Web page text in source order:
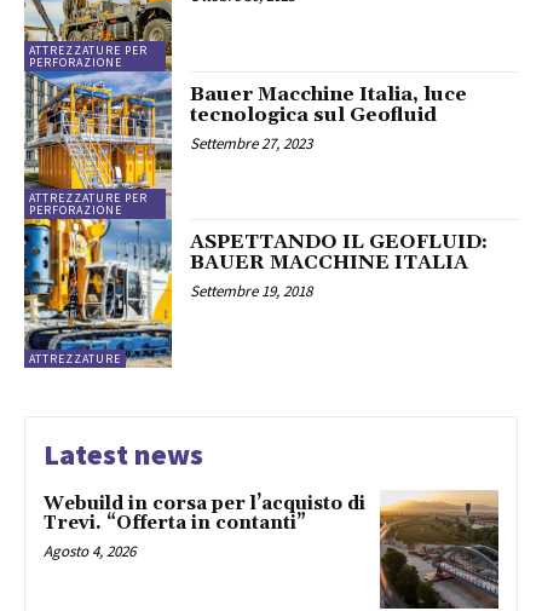
ATTREZZATURE PER
PERFORAZIONE
ATTREZZATURE PER
PERFORAZIONE
Bauer Macchine Italia, luce
tecnologica sul Geofluid
Settembre 27, 2023
ATTREZZATURE
ASPETTANDO IL GEOFLUID:
BAUER MACCHINE ITALIA
Settembre 19, 2018
Latest news
Webuild in corsa per l’acquisto di
Trevi. “Offerta in contanti”
Agosto 4, 2026